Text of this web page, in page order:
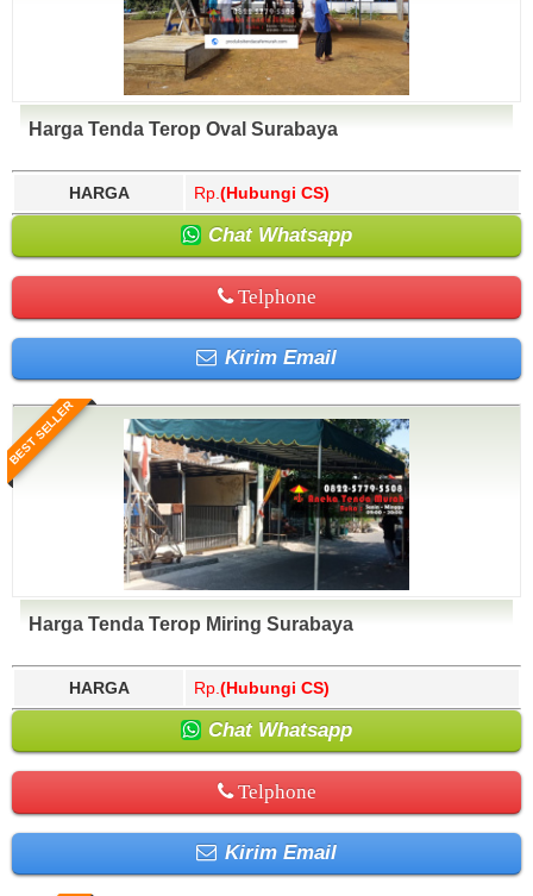
Harga Tenda Terop Oval Surabaya
HARGA Rp. (Hubungi CS)
Chat Whatsapp
Telphone
Kirim Email
BEST SELLER
Harga Tenda Terop Miring Surabaya
HARGA Rp. (Hubungi CS)
Chat Whatsapp
Telphone
Kirim Email